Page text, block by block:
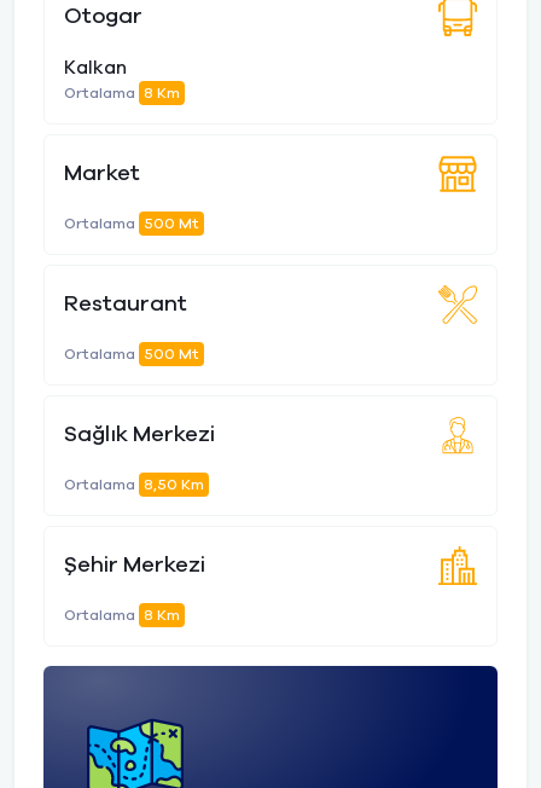
Otogar
Kalkan
Ortalama 8 Km
Market
Ortalama 500 Mt
Restaurant
Ortalama 500 Mt
Sağlık Merkezi
Ortalama 8,50 Km
Şehir Merkezi
Ortalama 8 Km